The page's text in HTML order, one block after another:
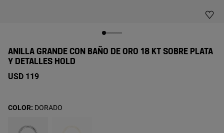
ANILLA GRANDE CON BAÑO DE ORO 18 KT SOBRE PLATA
Y DETALLES HOLD
USD 119
COLOR: DORADO